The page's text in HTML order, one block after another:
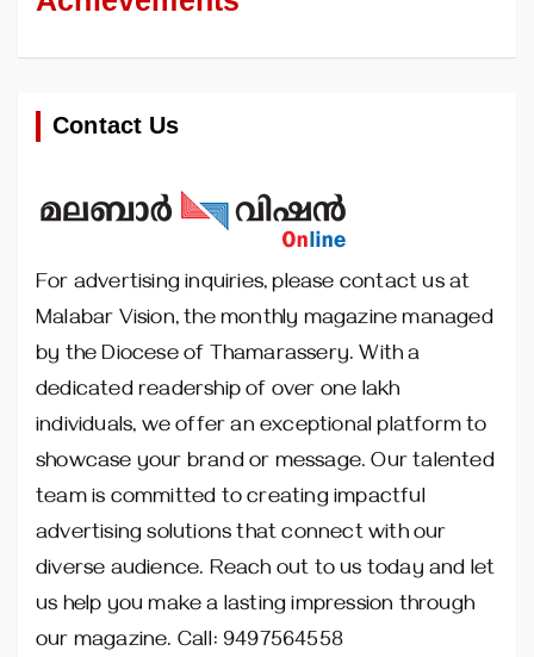
Contact Us
For advertising inquiries, please contact us at
Malabar Vision, the monthly magazine managed
by the Diocese of Thamarassery. With a
dedicated readership of over one lakh
individuals, we offer an exceptional platform to
showcase your brand or message. Our talented
team is committed to creating impactful
advertising solutions that connect with our
diverse audience. Reach out to us today and let
us help you make a lasting impression through
our magazine. Call: 9497564558